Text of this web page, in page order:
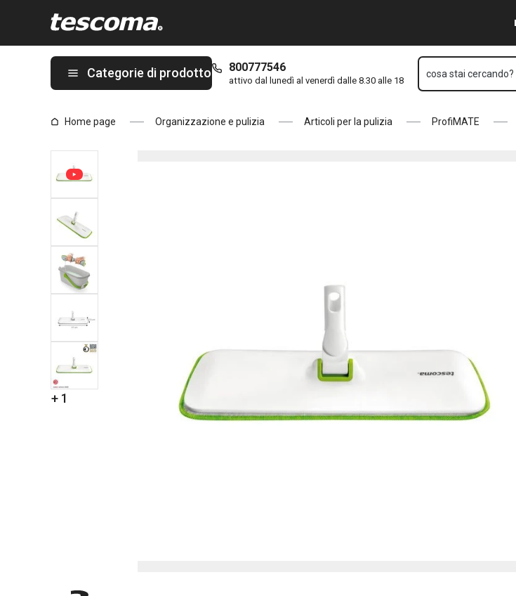
Categorie di prodotto 800777546
attivo dal lunedì al venerdì dalle 8.30 alle 18
cosa stai cercando?
Home page Organizzazione e pulizia Articoli per la pulizia ProfiMATE
+ 1